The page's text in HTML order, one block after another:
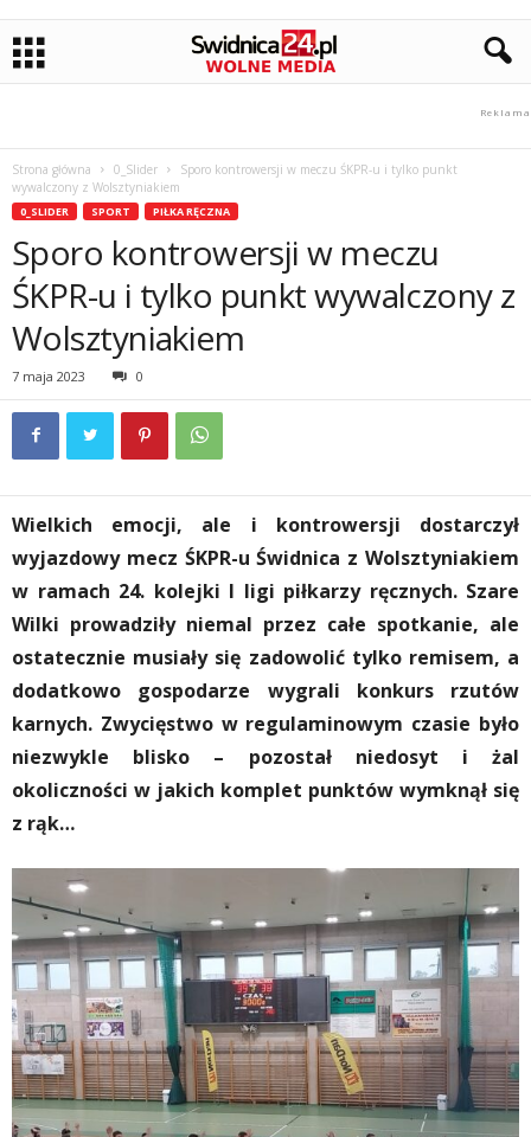
Strona główna 0_Slider
Sporo kontrowersji w meczu ŚKPR-u i tylko punkt
wywalczony z Wolsztyniakiem
0_SLIDER SPORT PIŁKA RĘCZNA
Sporo kontrowersji w meczu
ŚKPR-u i tylko punkt wywalczony z
Wolsztyniakiem
7 maja 2023 0
Wielkich emocji, ale i kontrowersji dostarczył
wyjazdowy mecz ŚKPR-u Świdnica z Wolsztyniakiem
w ramach 24. kolejki I ligi piłkarzy ręcznych. Szare
Wilki prowadziły niemal przez całe spotkanie, ale
ostatecznie musiały się zadowolić tylko remisem, a
dodatkowo gospodarze wygrali konkurs rzutów
karnych. Zwycięstwo w regulaminowym czasie było
niezwykle blisko – pozostał niedosyt i żal
okoliczności w jakich komplet punktów wymknął się
z rąk…